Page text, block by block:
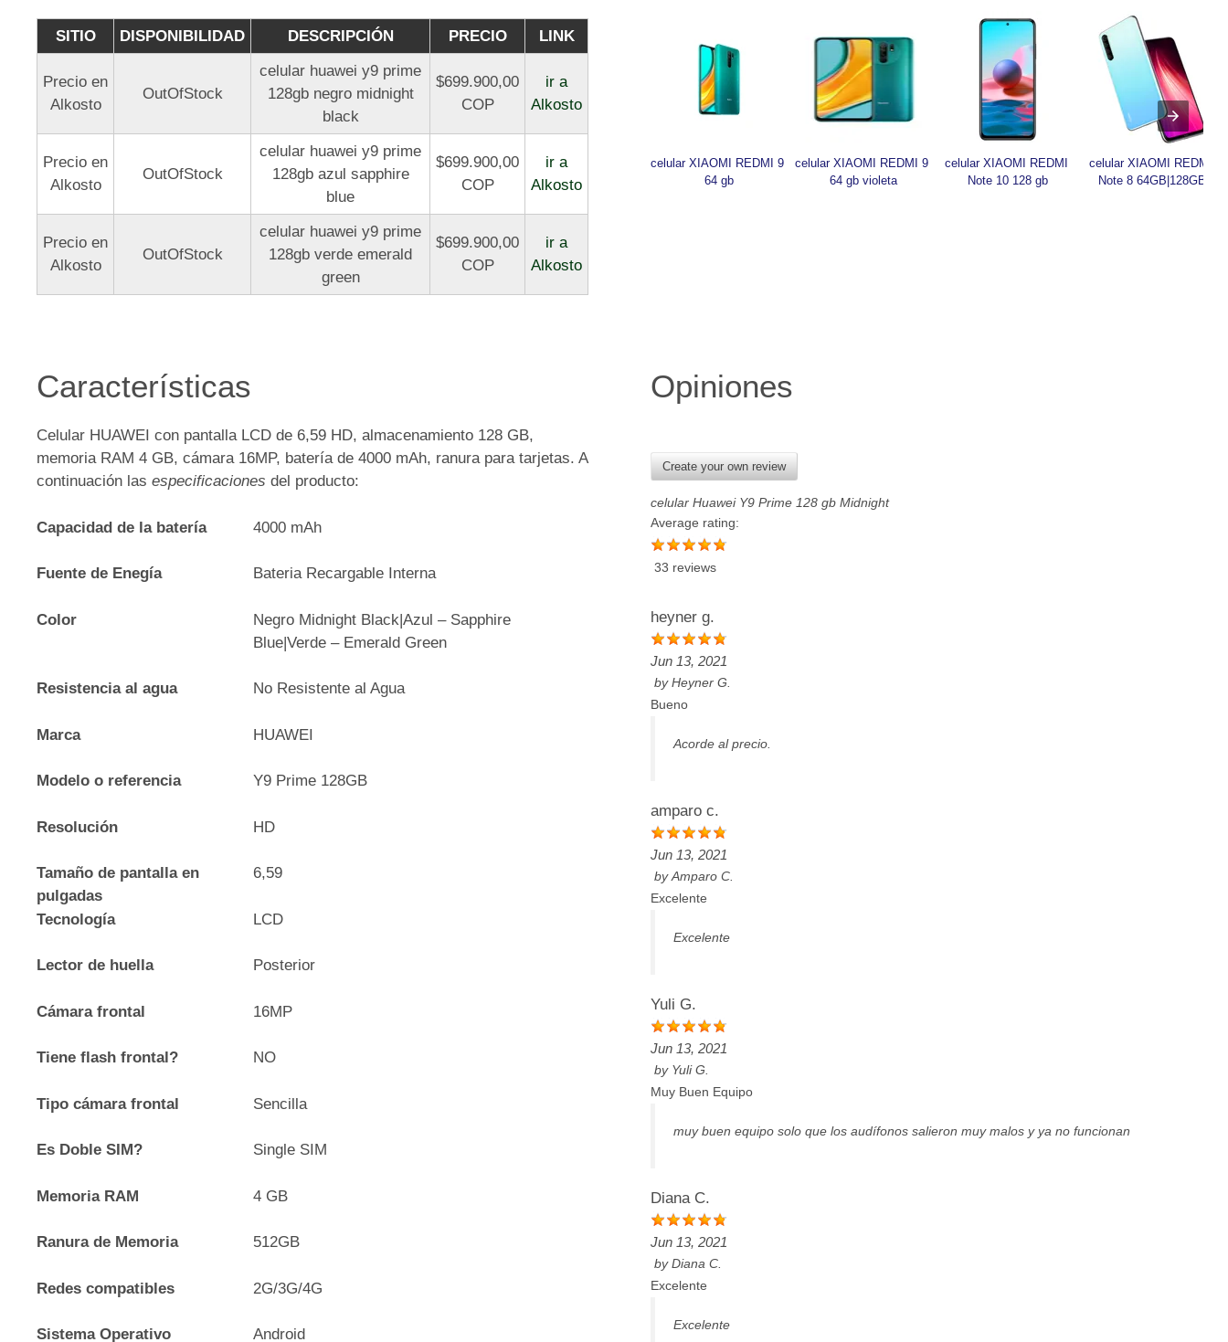
SITIO DISPONIBILIDAD DESCRIPCIÓN PRECIO LINK
Precio en
Alkosto
OutOfStock
celular huawei y9 prime
128gb negro midnight
black
$699.900,00
COP
ir a
Alkosto
Precio en
Alkosto
OutOfStock
celular huawei y9 prime
128gb azul sapphire
blue
$699.900,00
COP
ir a
Alkosto
Precio en
Alkosto
OutOfStock
celular huawei y9 prime
128gb verde emerald
green
$699.900,00
COP
ir a
Alkosto
celular XIAOMI REDMI 9
64 gb
celular XIAOMI REDMI 9
64 gb violeta
celular XIAOMI REDMI
Note 10 128 gb
celular XIAOMI REDMI
Note 8 64GB|128GB
Características
Celular HUAWEI con pantalla LCD de 6,59 HD, almacenamiento 128 GB,
memoria RAM 4 GB, cámara 16MP, batería de 4000 mAh, ranura para tarjetas. A
continuación lasespecificaciones del producto:
Capacidad de la batería 4000 mAh
Fuente de Enegía Bateria Recargable Interna
Color
Negro Midnight Black|Azul – Sapphire
Blue|Verde – Emerald Green
Resistencia al agua No Resistente al Agua
Marca HUAWEI
Modelo o referencia Y9 Prime 128GB
Resolución HD
Tamaño de pantalla en
pulgadas
6,59
Tecnología LCD
Lector de huella Posterior
Cámara frontal 16MP
Tiene flash frontal? NO
Tipo cámara frontal Sencilla
Es Doble SIM? Single SIM
Memoria RAM 4 GB
Ranura de Memoria 512GB
Redes compatibles 2G/3G/4G
Sistema Operativo Android
Opiniones
Create your own review
celular Huawei Y9 Prime 128 gb Midnight
Average rating:
33 reviews
heyner g.
Jun 13, 2021
byHeyner G.
Bueno
Acorde al precio.
amparo c.
Jun 13, 2021
byAmparo C.
Excelente
Excelente
Yuli G.
Jun 13, 2021
by Yuli G.
Muy Buen Equipo
muy buen equipo solo que los audífonos salieron muy malos y ya no funcionan
Diana C.
Jun 13, 2021
byDiana C.
Excelente
Excelente